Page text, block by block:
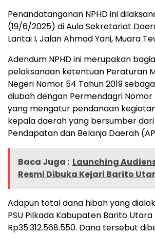
Penandatanganan NPHD ini
(19/6/2025) di Aula Sekretariat
Lantai I, Jalan Ahmad Yani, Muara
Adendum NPHD ini merupakan
pelaksanaan ketentuan Peraturan
Negeri Nomor 54 Tahun 2019
diubah dengan Permendagri Nomor
yang mengatur pendanaan
kepala daerah yang bersumber
Pendapatan dan Belanja Daerah
Baca Juga : Launching
Resmi Dibuka Kejari Barito
Adapun total dana hibah yang
PSU Pilkada Kabupaten Barito
Rp35.312.568.550. Dana tersebut